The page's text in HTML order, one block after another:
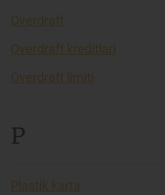
Overdraft
Overdraft kreditlari
Overdraft limiti
P
Plastik karta